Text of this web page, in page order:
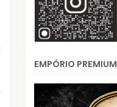
EMPÓRIO PREMIUM